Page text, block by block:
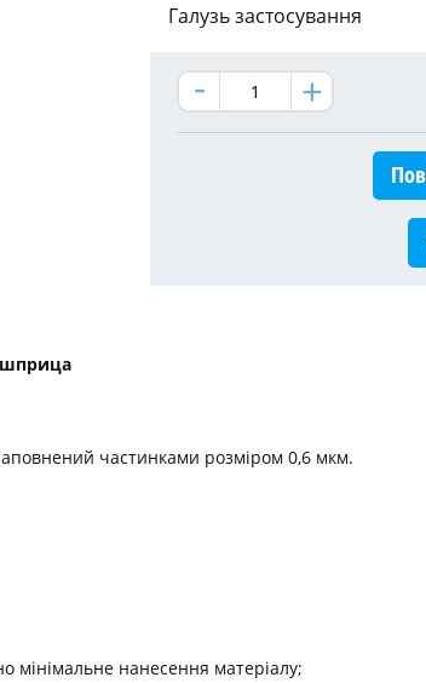
Галузь застосування
шприца
частинками розміром 0,6 мкм.
мінімальне нанесення матеріалу;